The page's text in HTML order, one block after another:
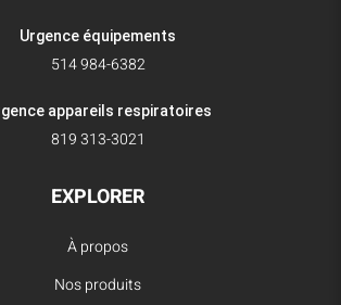
Urgence équipements
514 984-6382
appareils respiratoires
819 313-3021
EXPLORER
À propos
Nos produits